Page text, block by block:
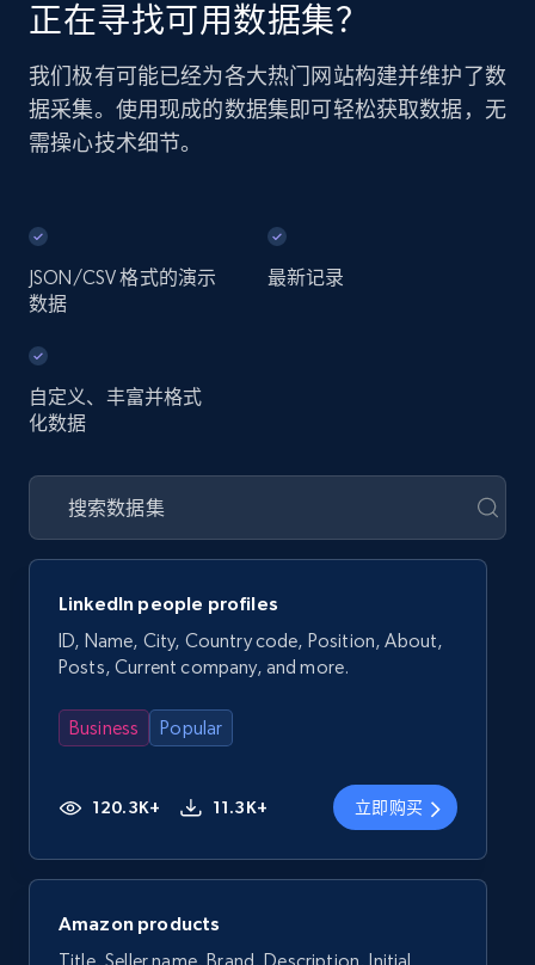
正在寻找可用数据集？
我们极有可能已经为各大热门网站构建并维护了数
据采集。使用现成的数据集即可轻松获取数据，无
需操心技术细节。
JSON/CSV 格式的演示
数据
最新记录
自定义、丰富并格式
化数据
LinkedIn people profiles
ID, Name, City, Country code, Position, About,
Posts, Current company, and more.
Business Popular
120.3K+ 11.3K+ 立即购买
Amazon products